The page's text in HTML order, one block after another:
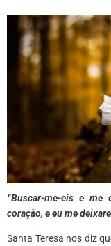
“Buscar-me-eis e me
coração, e eu me
Santa Teresa nos diz